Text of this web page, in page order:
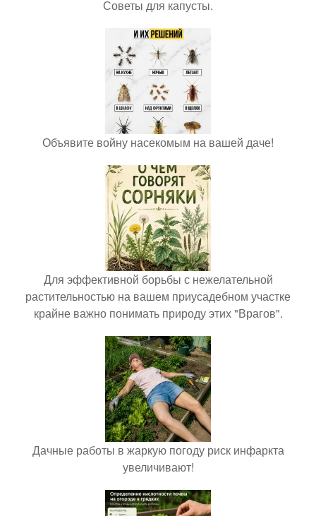
Советы для капусты.
Объявите войну насекомым на вашей даче!
Для эффективной борьбы с нежелательной
растительностью на вашем приусадебном участке
крайне важно понимать природу этих "Врагов".
Дачные работы в жаркую погоду риск инфаркта
увеличивают!